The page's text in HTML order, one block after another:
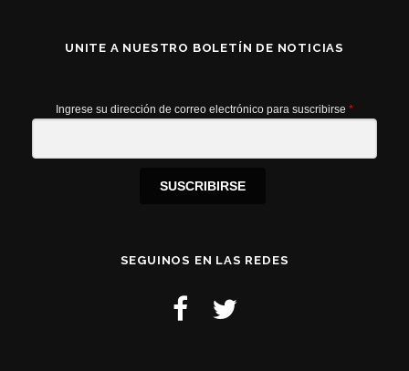
UNITE A NUESTRO BOLETÍN DE NOTICIAS
Ingrese su dirección de correo electrónico para suscribirse *
SUSCRIBIRSE
SEGUINOS EN LAS REDES